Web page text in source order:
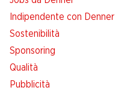
Indipendente con Denner
Sostenibilità
Sponsoring
Qualità
Pubblicità